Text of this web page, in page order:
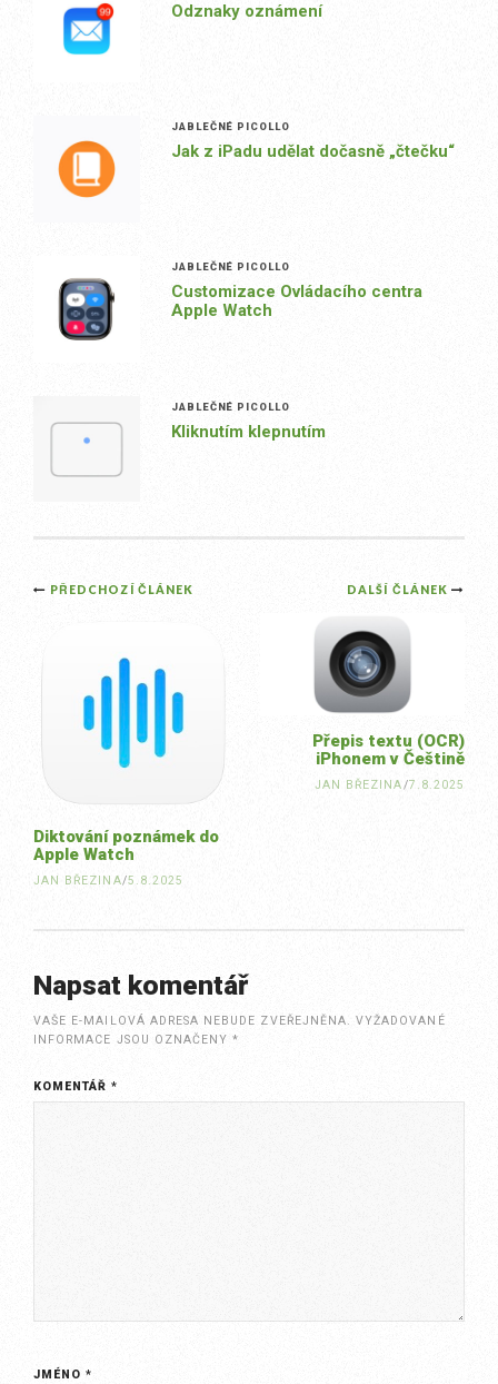
Odznaky oznámení
JABLEČNÉ PICOLLO
Jak z iPadu udělat dočasně „čtečku“
JABLEČNÉ PICOLLO
Customizace Ovládacího centra
Apple Watch
JABLEČNÉ PICOLLO
Kliknutím klepnutím
Post
DALŠÍ ČLÁNEK
Přepis textu (OCR)
iPhonem v Češtině
JAN BŘEZINA/7.8.2025
PŘEDCHOZÍ ČLÁNEK
Diktování poznámek do
Apple Watch
JAN BŘEZINA/5.8.2025
Napsat komentář
VAŠE E-MAILOVÁ ADRESA NEBUDE ZVEŘEJNĚNA. VYŽADOVANÉ
INFORMACE JSOU OZNAČENY*
KOMENTÁŘ*
JMÉNO*